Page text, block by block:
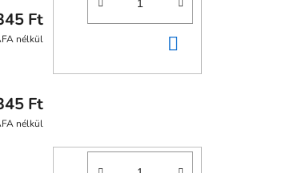
Ft
nélkül
Ft
nélkül